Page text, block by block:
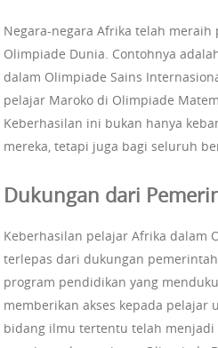
Negara-negara Afrika telah meraih
Olimpiade Dunia. Contohnya
dalam Olimpiade Sains
pelajar Maroko di Olimpiade
Keberhasilan ini bukan hanya
mereka, tetapi juga bagi seluruh
Dukungan dari
Keberhasilan pelajar Afrika dalam
terlepas dari dukungan
program pendidikan yang
memberikan akses kepada pelajar
bidang ilmu tertentu telah menjadi